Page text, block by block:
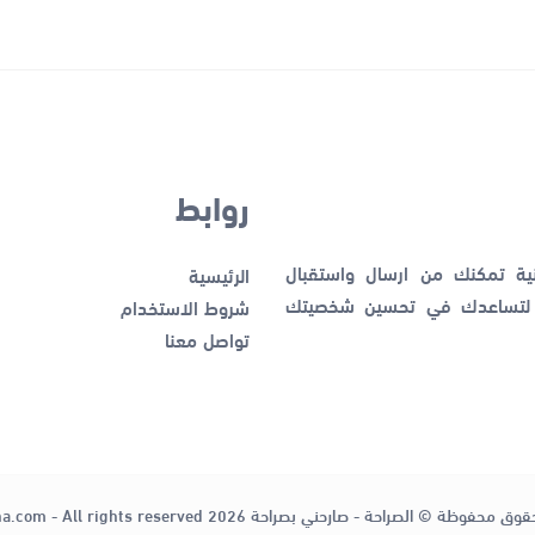
تمكنك من ارسال واستقبال
لتساعدك في تحسين شخصيتك
روابط
الرئيسية
شروط الاستخدام
تواصل معنا
محفوظة © الصراحة - صارحني بصراحة 2026 - All rights reserved